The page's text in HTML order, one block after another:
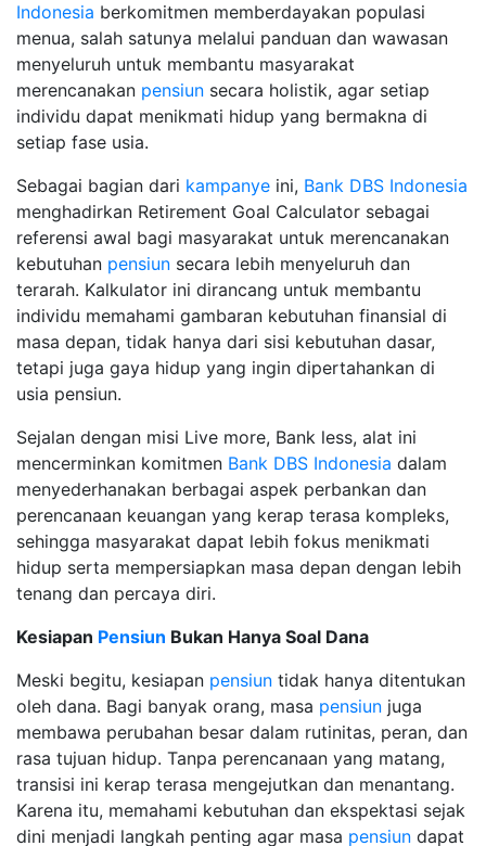
Indonesia berkomitmen memberdayakan populasi
menua, salah satunya melalui panduan dan wawasan
menyeluruh untuk membantu masyarakat
merencanakan pensiun secara holistik, agar setiap
individu dapat menikmati hidup yang bermakna di
setiap fase usia.
Sebagai bagian dari kampanye ini, Bank DBS Indonesia
menghadirkan Retirement Goal Calculator sebagai
referensi awal bagi masyarakat untuk merencanakan
kebutuhan pensiun secara lebih menyeluruh dan
terarah. Kalkulator ini dirancang untuk membantu
individu memahami gambaran kebutuhan finansial di
masa depan, tidak hanya dari sisi kebutuhan dasar,
tetapi juga gaya hidup yang ingin dipertahankan di
usia pensiun.
Sejalan dengan misi Live more, Bank less, alat ini
mencerminkan komitmen Bank DBS Indonesia dalam
menyederhanakan berbagai aspek perbankan dan
perencanaan keuangan yang kerap terasa kompleks,
sehingga masyarakat dapat lebih fokus menikmati
hidup serta mempersiapkan masa depan dengan lebih
tenang dan percaya diri.
Kesiapan Pensiun Bukan Hanya Soal Dana
Meski begitu, kesiapan pensiun tidak hanya ditentukan
oleh dana. Bagi banyak orang, masa pensiun juga
membawa perubahan besar dalam rutinitas, peran, dan
rasa tujuan hidup. Tanpa perencanaan yang matang,
transisi ini kerap terasa mengejutkan dan menantang.
Karena itu, memahami kebutuhan dan ekspektasi sejak
dini menjadi langkah penting agar masa pensiun dapat